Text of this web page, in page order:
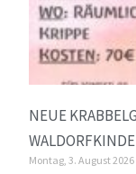
NEUE
Montag, 3. August 2026